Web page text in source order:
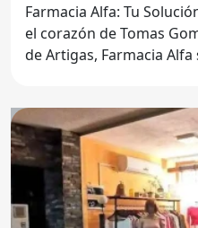
Farmacia Alfa: Tu
el corazón de Tomas
de Artigas, Farmacia